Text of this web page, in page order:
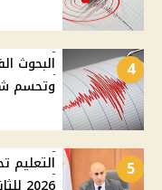
4
البحوث
وتحسم
5
التعليم